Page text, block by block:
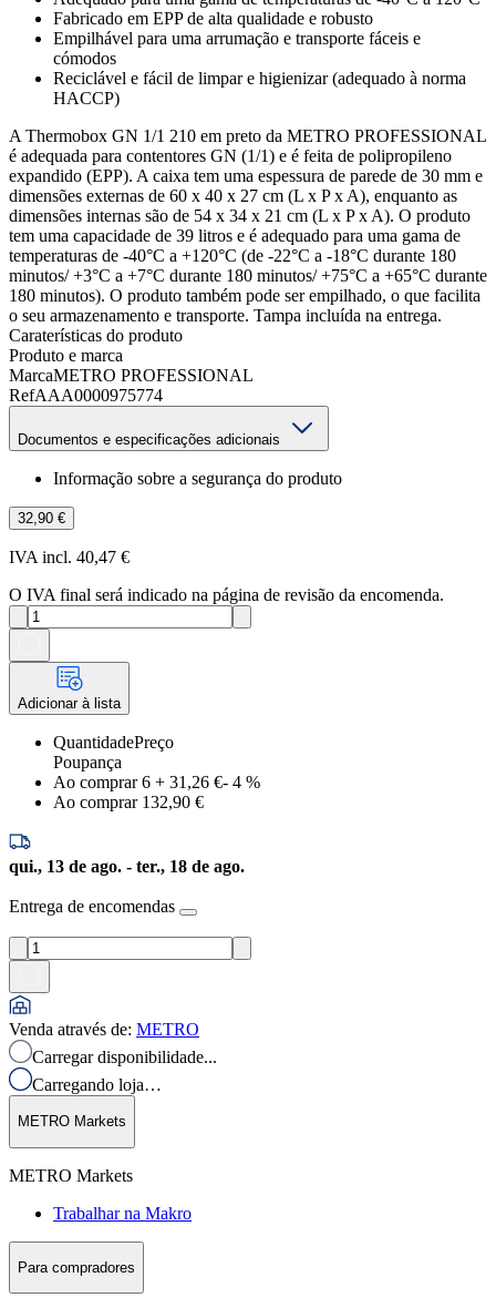
Fabricado em EPP de alta qualidade e robusto
Empilhável para uma arrumação e transporte fáceis e
cómodos
Reciclável e fácil de limpar e higienizar (adequado à norma
HACCP)
A Thermobox GN 1/1 210 em preto da METRO PROFESSIONAL
é adequada para contentores GN (1/1) e é feita de polipropileno
expandido (EPP). A caixa tem uma espessura de parede de 30 mm e
dimensões externas de 60 x 40 x 27 cm (L x P x A), enquanto as
dimensões internas são de 54 x 34 x 21 cm (L x P x A). O produto
tem uma capacidade de 39 litros e é adequado para uma gama de
temperaturas de -40°C a +120°C (de -22°C a -18°C durante 180
minutos/ +3°C a +7°C durante 180 minutos/ +75°C a +65°C durante
180 minutos). O produto também pode ser empilhado, o que facilita
o seu armazenamento e transporte. Tampa incluída na entrega.
Caraterísticas do produto
Produto e marca
MarcaMETRO PROFESSIONAL
RefAAA0000975774
Documentos e especificações adicionais
Informação sobre a segurança do produto
32,90 €
IVA incl. 40,47 €
O IVA final será indicado na página de revisão da encomenda.
Adicionar à lista
QuantidadePreço
Poupança
Ao comprar 6 + 31,26 €- 4 %
Ao comprar 132,90 €
qui., 13 de ago. - ter., 18 de ago.
Entrega de encomendas
Venda através de: METRO
Carregar disponibilidade...
Carregando loja…
METRO Markets
METRO Markets
Trabalhar na Makro
Para compradores